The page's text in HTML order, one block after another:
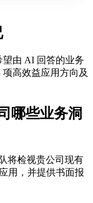
由 AI 回答的业务
高效益应用方向及
哪些业务洞
将检视贵公司现有
用，并提供书面报